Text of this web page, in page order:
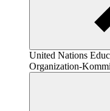
United Nations
Organization-